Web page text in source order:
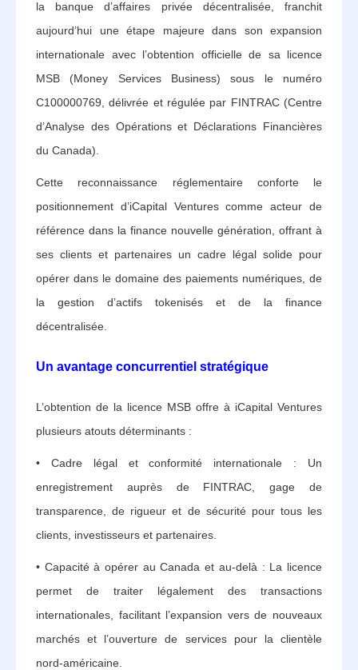
la banque d’affaires privée décentralisée, franchit
aujourd’hui une étape majeure dans son expansion
internationale avec l’obtention officielle de sa licence
MSB (Money Services Business) sous le numéro
C100000769, délivrée et régulée par FINTRAC (Centre
d’Analyse des Opérations et Déclarations Financières
du Canada).
Cette reconnaissance réglementaire conforte le
positionnement d’iCapital Ventures comme acteur de
référence dans la finance nouvelle génération, offrant à
ses clients et partenaires un cadre légal solide pour
opérer dans le domaine des paiements numériques, de
la gestion d’actifs tokenisés et de la finance
décentralisée.
Un avantage concurrentiel stratégique
L’obtention de la licence MSB offre à iCapital Ventures
plusieurs atouts déterminants :
• Cadre légal et conformité internationale : Un
enregistrement auprès de FINTRAC, gage de
transparence, de rigueur et de sécurité pour tous les
clients, investisseurs et partenaires.
• Capacité à opérer au Canada et au-delà : La licence
permet de traiter légalement des transactions
internationales, facilitant l’expansion vers de nouveaux
marchés et l’ouverture de services pour la clientèle
nord-américaine.